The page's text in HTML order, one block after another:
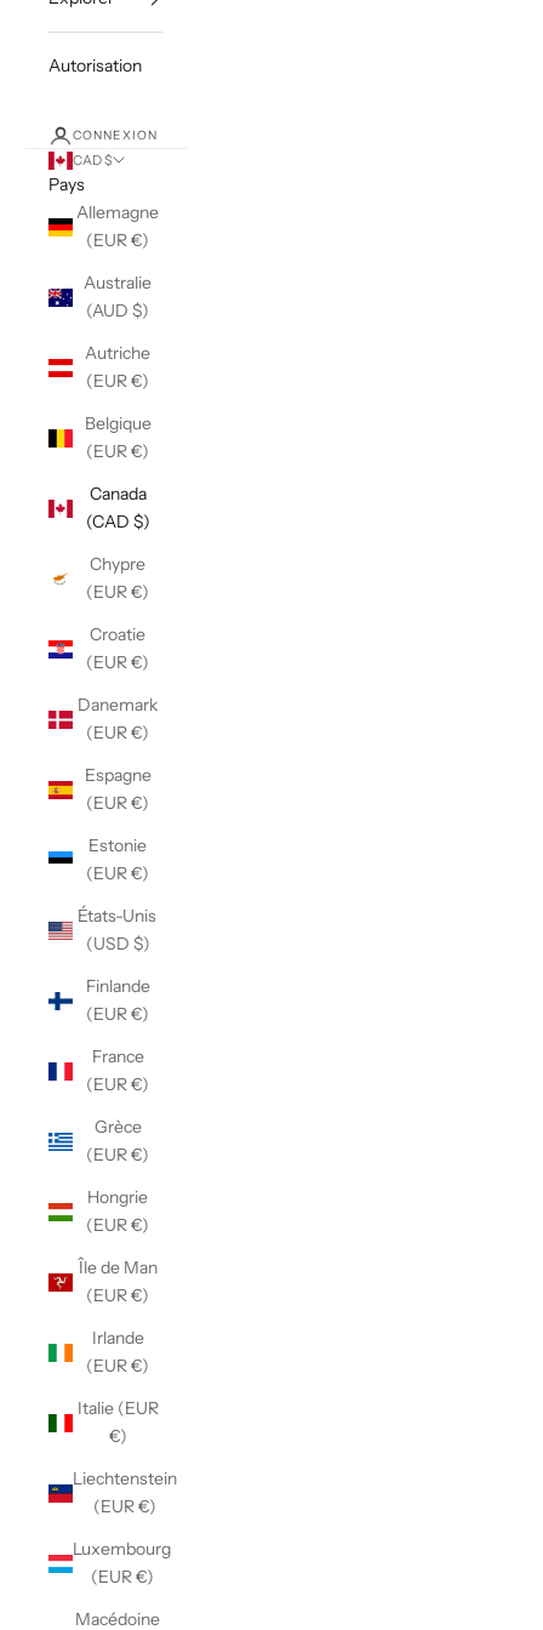
Autorisation
CONNEXION
CAD $
Pays
Allemagne
(EUR €)
Australie
(AUD $)
Autriche
(EUR €)
Belgique
(EUR €)
Canada
(CAD $)
Chypre
(EUR €)
Croatie
(EUR €)
Danemark
(EUR €)
Espagne
(EUR €)
Estonie
(EUR €)
États-Unis
(USD $)
Finlande
(EUR €)
France
(EUR €)
Grèce
(EUR €)
Hongrie
(EUR €)
Île de Man
(EUR €)
Irlande
(EUR €)
Italie (EUR
€)
Liechtenstein
(EUR €)
Luxembourg
(EUR €)
Macédoine